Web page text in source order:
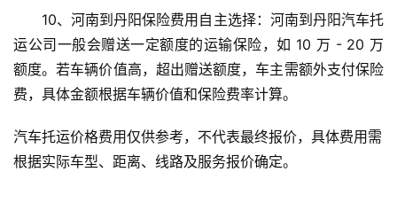
10、河南到丹阳保险费用自主选择：河南到丹阳汽车托
运公司一般会赠送一定额度的运输保险，如 10 万 - 20 万
额度。若车辆价值高，超出赠送额度，车主需额外支付保险
费，具体金额根据车辆价值和保险费率计算。
汽车托运价格费用仅供参考，不代表最终报价，具体费用需
根据实际车型、距离、线路及服务报价确定。